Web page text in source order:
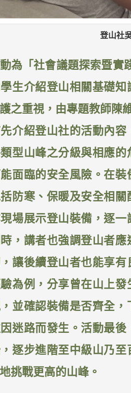
登山社
為「社會議題探索暨
生介紹登山相關基礎
之重視，由專題教師陳
介紹登山社的活動內
型山峰之分級與相應
面臨的安全風險。在
防寒、保暖及安全相
場展示登山裝備，逐
，講者也強調登山者
讓後續登山者也能享
為例，分享曾在山上
並確認裝備是否齊全
迷路而發生。活動最
逐步進階至中級山乃
挑戰更高的山峰。